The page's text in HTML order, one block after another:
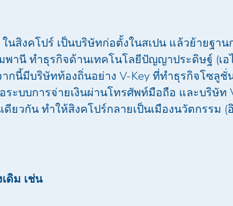
นสิงคโปร์ เป็นบริษัทก่อตั้งในสเปน แล้วย้ายฐาน
านี ทำธุรกิจด้านเทคโนโลยีปัญญาประดิษฐ์ (เอ
กนี้มีบริษัทท้องถิ่นอย่าง V-Key ที่ทำธุรกิจโซลูชั่
ะบบการจ่ายเงินผ่านโทรศัพท์มือถือ และบริษัท
ยวกัน ทำให้สิงคโปร์กลายเป็นเมืองนวัตกรรม (
ดิม เช่น